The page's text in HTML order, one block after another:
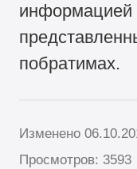
информацией
побратимах.
Изменено
Просмотров: 3593